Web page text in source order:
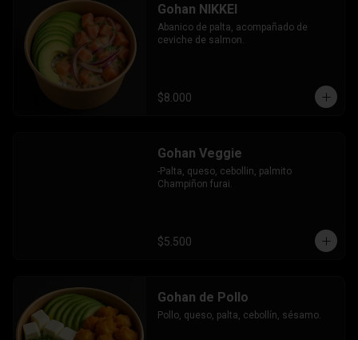
Gohan NIKKEI
Abanico de palta, acompañado de
ceviche de salmon.
$8.000
Gohan Veggie
-Palta, queso, cebollin, palmito
Champiñon furai.
$5.500
Gohan de Pollo
Pollo, queso, palta, cebollín, sésamo.